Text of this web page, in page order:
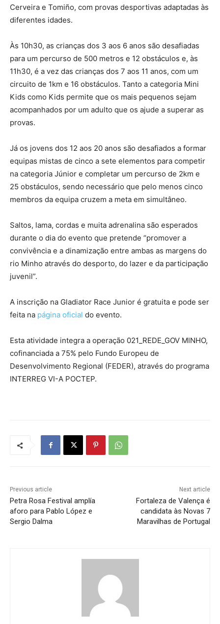
Cerveira e Tomiño, com provas desportivas adaptadas às
diferentes idades.
Às 10h30, as crianças dos 3 aos 6 anos são desafiadas
para um percurso de 500 metros e 12 obstáculos e, às
11h30, é a vez das crianças dos 7 aos 11 anos, com um
circuito de 1km e 16 obstáculos. Tanto a categoria Mini
Kids como Kids permite que os mais pequenos sejam
acompanhados por um adulto que os ajude a superar as
provas.
Já os jovens dos 12 aos 20 anos são desafiados a formar
equipas mistas de cinco a sete elementos para competir
na categoria Júnior e completar um percurso de 2km e
25 obstáculos, sendo necessário que pelo menos cinco
membros da equipa cruzem a meta em simultâneo.
Saltos, lama, cordas e muita adrenalina são esperados
durante o dia do evento que pretende “promover a
convivência e a dinamização entre ambas as margens do
rio Minho através do desporto, do lazer e da participação
juvenil”.
A inscrição na Gladiator Race Junior é gratuita e pode ser
feita na página oficial do evento.
Esta atividade integra a operação 021_REDE_GOV MINHO,
cofinanciada a 75% pelo Fundo Europeu de
Desenvolvimento Regional (FEDER), através do programa
INTERREG VI-A POCTEP.
Previous article
Petra Rosa Festival amplía
aforo para Pablo López e
Sergio Dalma
Next article
Fortaleza de Valença é
candidata às Novas 7
Maravilhas de Portugal